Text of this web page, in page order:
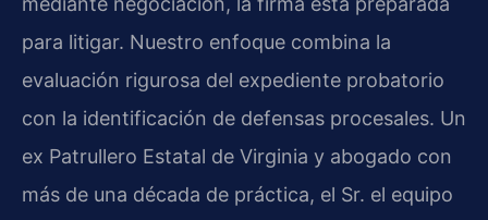
para litigar. Nuestro enfoque combina la
evaluación rigurosa del expediente probatorio
con la identificación de defensas procesales. Un
ex Patrullero Estatal de Virginia y abogado con
más de una década de práctica, el Sr. el equipo